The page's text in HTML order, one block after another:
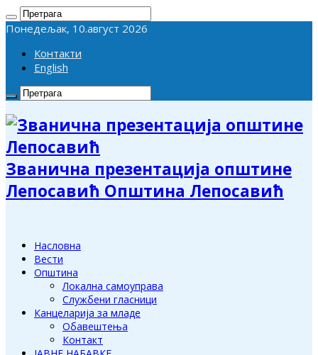
Понедељак, 10.август 2026
Контакти
English
Званична презентација општине
Лепосавић Општина Лепосавић
Насловна
Вести
Општина
Локална самоуправа
Службени гласници
Канцеларија за младе
Обавештења
Контакт